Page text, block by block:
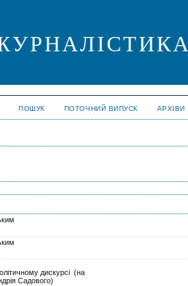
ПОШУК ПОТОЧНИЙ ВИПУСК АРХІВИ
дискурсі (на
Садового)